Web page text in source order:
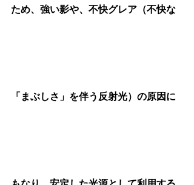
ため、強い影や、不快グレア（不快な
「まぶしさ」を伴う反射光）の原因に